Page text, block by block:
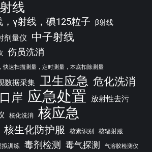
线
γ射线，碘125粒子 β射线
剂量仪 中子射线
伤员洗消
快速扫描测量，定时测量，本底扣除测量
数据采集 卫生应急 危化洗消
口岸 应急处置
放射性去污
核化洗消 核应急
核生化防护服 核素识别 核辐射服
拟训练 毒剂检测 毒气探测 气溶胶检测仪